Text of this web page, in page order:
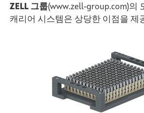
ZELL 그룹(www.zell-group.com)의
캐리어 시스템은 상당한 이점을 제